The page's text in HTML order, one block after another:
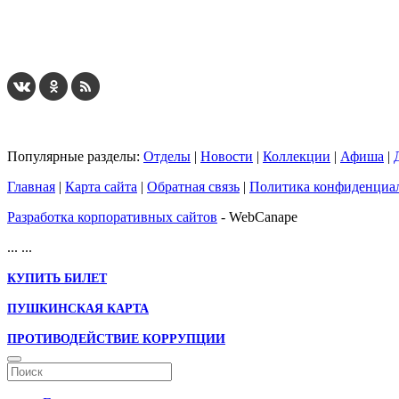
Популярные разделы: Отделы | Новости | Коллекции | Афиша |
Главная | Карта сайта | Обратная связь | Политика
Разработка корпоративных сайтов - WebCanape
... ...
КУПИТЬ БИЛЕТ
ПУШКИНСКАЯ КАРТА
ПРОТИВОДЕЙСТВИЕ КОРРУПЦИИ